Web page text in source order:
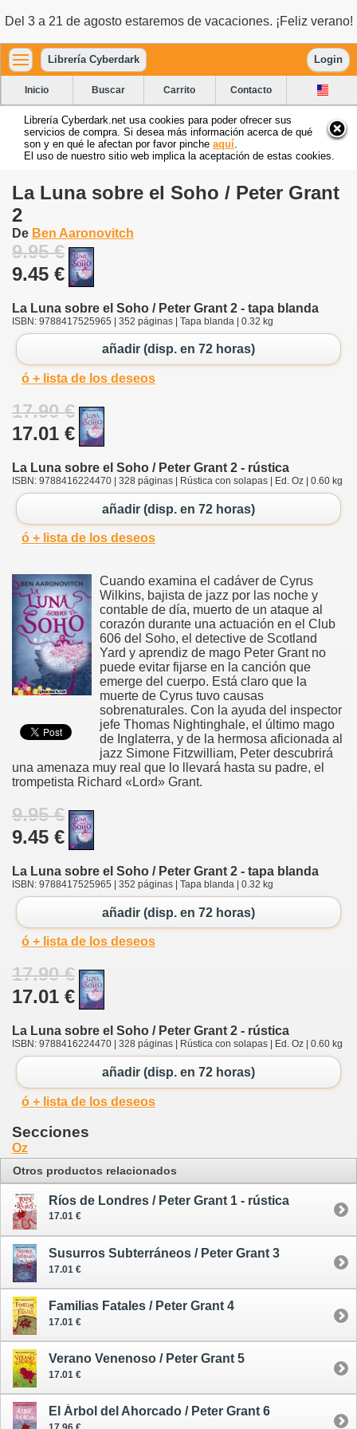
Del 3 a 21 de agosto estaremos de vacaciones. ¡Feliz verano!
Librería Cyberdark Login
Inicio Buscar Carrito Contacto
Librería Cyberdark.net usa cookies para poder ofrecer sus
servicios de compra. Si desea más información acerca de qué
son y en qué le afectan por favor pinche aquí
El uso de nuestro sitio web implica la aceptación de estas cookies.
La Luna sobre el Soho / Peter Grant
2
De Ben Aaronovitch
9.95 €
9.45 €
La Luna sobre el Soho / Peter Grant 2 - tapa blanda
ISBN: 9788417525965 | 352 páginas | Tapa blanda | 0.32 kg
añadir (disp. en 72 horas)
ó + lista de los deseos
17.90 €
17.01 €
La Luna sobre el Soho / Peter Grant 2 - rústica
ISBN: 9788416224470 | 328 páginas | Rústica con solapas | Ed. Oz | 0.60 kg
añadir (disp. en 72 horas)
ó + lista de los deseos
Cuando examina el cadáver de Cyrus
Wilkins, bajista de jazz por las noche y
contable de día, muerto de un ataque al
corazón durante una actuación en el Club
606 del Soho, el detective de Scotland
Yard y aprendiz de mago Peter Grant no
puede evitar fijarse en la canción que
emerge del cuerpo. Está claro que la
muerte de Cyrus tuvo causas
sobrenaturales. Con la ayuda del inspector
jefe Thomas Nightinghale, el último mago
de Inglaterra, y de la hermosa aficionada al
jazz Simone Fitzwilliam, Peter descubrirá
una amenaza muy real que lo llevará hasta su padre, el
trompetista Richard «Lord» Grant.
9.95 €
9.45 €
La Luna sobre el Soho / Peter Grant 2 - tapa blanda
ISBN: 9788417525965 | 352 páginas | Tapa blanda | 0.32 kg
añadir (disp. en 72 horas)
ó + lista de los deseos
17.90 €
17.01 €
La Luna sobre el Soho / Peter Grant 2 - rústica
ISBN: 9788416224470 | 328 páginas | Rústica con solapas | Ed. Oz | 0.60 kg
añadir (disp. en 72 horas)
ó + lista de los deseos
Secciones
Oz
Otros productos relacionados
Ríos de Londres / Peter Grant 1 - rústica
17.01 €
Susurros Subterráneos / Peter Grant 3
17.01 €
Familias Fatales / Peter Grant 4
17.01 €
Verano Venenoso / Peter Grant 5
17.01 €
El Árbol del Ahorcado / Peter Grant 6